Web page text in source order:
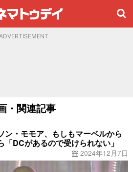
・関連記事
ン・モモア、もしもマーベルから
DCがあるので受けられない」
2024年12月7日